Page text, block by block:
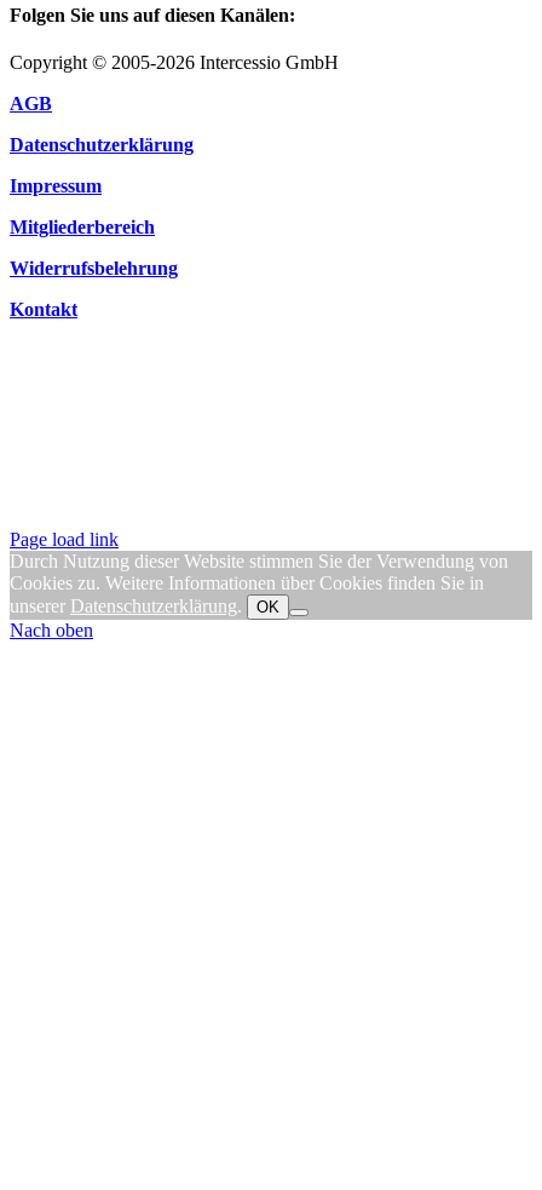
Folgen Sie uns auf diesen Kanälen:
Copyright © 2005-2026 Intercessio GmbH
AGB
Datenschutzerklärung
Impressum
Mitgliederbereich
Widerrufsbelehrung
Kontakt
Page load link
Durch Nutzung dieser Website stimmen Sie der Verwendung von
Cookies zu. Weitere Informationen über Cookies finden Sie in
unserer Datenschutzerklärung. OK
Nach oben